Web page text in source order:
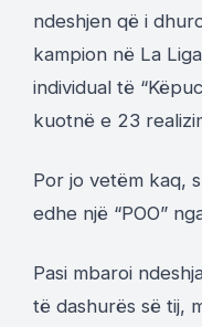
ndeshjen që i
kampion në La
individual të
kuotnë e 23
Por jo vetëm kaq,
edhe një “POO”
Pasi mbaroi
të dashurës së tij,